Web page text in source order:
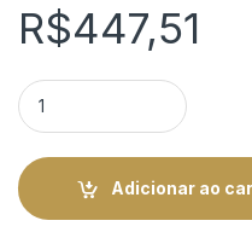
R$447,51
Monte Pascoal Mata Ouro
Adicionar ao